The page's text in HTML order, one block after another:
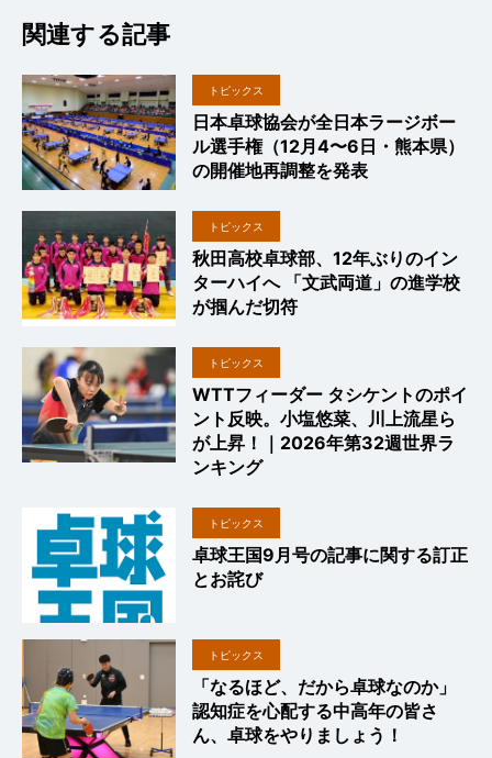
関連する記事
トピックス
日本卓球協会が全日本ラージボー
ル選手権（12月4〜6日・熊本県）
の開催地再調整を発表
トピックス
秋田高校卓球部、12年ぶりのイン
ターハイへ 「文武両道」の進学校
が掴んだ切符
トピックス
WTTフィーダー タシケントのポイ
ント反映。小塩悠菜、川上流星ら
が上昇！｜2026年第32週世界ラ
ンキング
トピックス
卓球王国9月号の記事に関する訂正
とお詫び
トピックス
「なるほど、だから卓球なのか」
認知症を心配する中高年の皆さ
ん、卓球をやりましょう！